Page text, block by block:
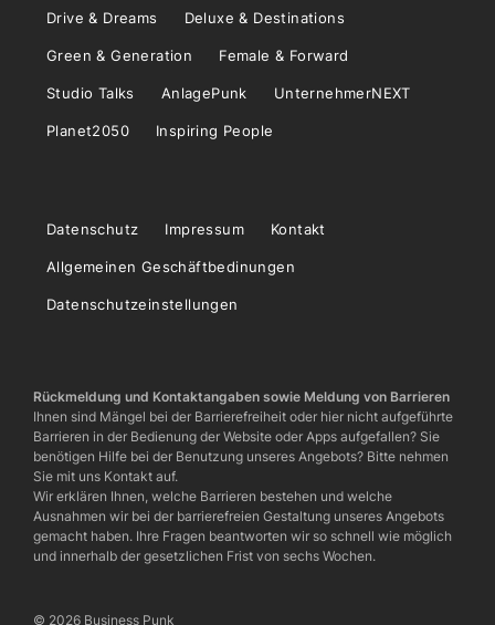
Drive & Dreams Deluxe & Destinations
Green & Generation Female & Forward
Studio Talks AnlagePunk UnternehmerNEXT
Planet2050 Inspiring People
Datenschutz Impressum Kontakt
Allgemeinen Geschäftbedinungen
Datenschutzeinstellungen
Rückmeldung und Kontaktangaben sowie Meldung von Barrieren
Ihnen sind Mängel bei der Barrierefreiheit oder hier nicht aufgeführte
Barrieren in der Bedienung der Website oder Apps aufgefallen? Sie
benötigen Hilfe bei der Benutzung unseres Angebots? Bitte nehmen
Sie mit uns Kontakt auf.
Wir erklären Ihnen, welche Barrieren bestehen und welche
Ausnahmen wir bei der barrierefreien Gestaltung unseres Angebots
gemacht haben. Ihre Fragen beantworten wir so schnell wie möglich
und innerhalb der gesetzlichen Frist von sechs Wochen.
© 2026 Business Punk